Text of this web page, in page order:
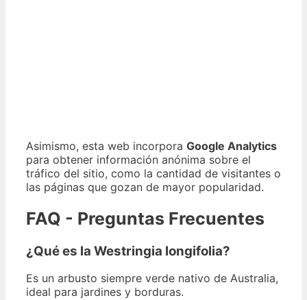
Asimismo, esta web incorpora Google Analytics
para obtener información anónima sobre el
tráfico del sitio, como la cantidad de visitantes o
las páginas que gozan de mayor popularidad.
FAQ - Preguntas Frecuentes
¿Qué es la Westringia longifolia?
Es un arbusto siempre verde nativo de Australia,
ideal para jardines y borduras.